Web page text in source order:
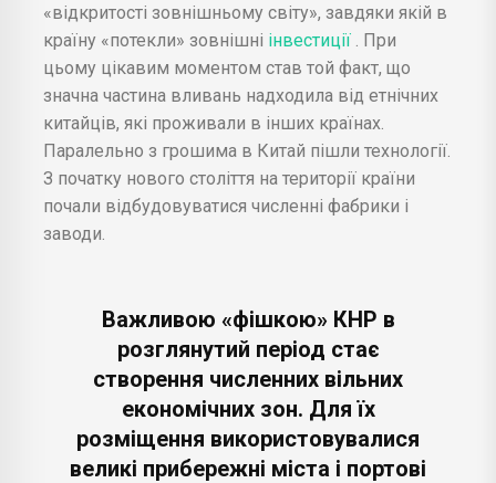
«відкритості зовнішньому світу», завдяки якій в
країну «потекли» зовнішні інвестиції
. При
цьому цікавим моментом став той факт, що
значна частина вливань надходила від етнічних
китайців, які проживали в інших країнах.
Паралельно з грошима в Китай пішли технології.
З початку нового століття на території країни
почали відбудовуватися численні фабрики і
заводи.
Важливою «фішкою» КНР в
розглянутий період стає
створення численних вільних
економічних зон. Для їх
розміщення використовувалися
великі прибережні міста і портові